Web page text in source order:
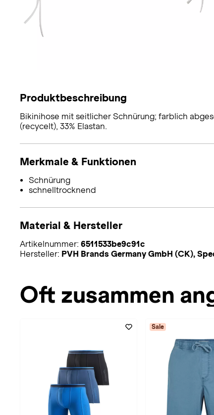
Produktbeschreibung
Bikinihose mit seitlicher Schnürung; farblich
(recycelt), 33% Elastan.
Merkmale & Funktionen
Schnürung
schnelltrocknend
Material & Hersteller
Artikelnummer: 6511533be9c91c
Hersteller: PVH Brands Germany GmbH (CK),
Oft zusammen
Sale